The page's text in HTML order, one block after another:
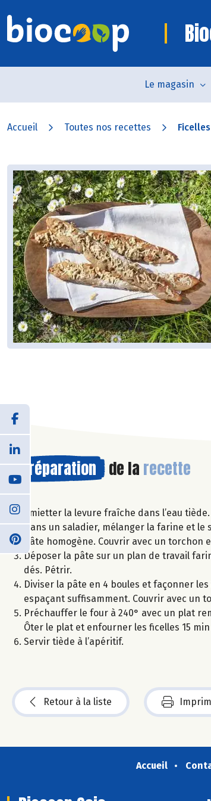
Le magasin
Accueil Toutes nos recettes
Préparation de la recette
Emietter la levure fraîche dans l’eau
Dans un saladier, mélanger la farine et le
pâte homogène. Couvrir avec un
Déposer la pâte sur un plan de travail
dés. Pétrir.
Diviser la pâte en 4 boules et façonner
espaçant suffisamment. Couvrir avec un
Préchauffer le four à 240° avec un plat
Ôter le plat et enfourner les ficelles 15
Servir tiède à l’apéritif.
Retour à la liste
Accueil